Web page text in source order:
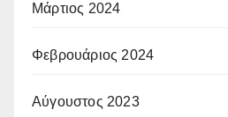
Μάρτιος 2024
Φεβρουάριος 2024
Αύγουστος 2023